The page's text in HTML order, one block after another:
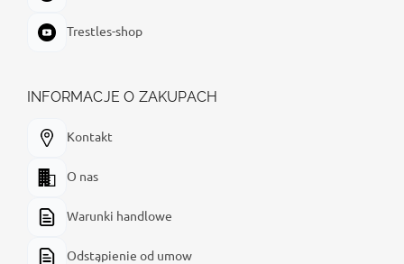
Trestles-shop
INFORMACJE O ZAKUPACH
Kontakt
O nas
Warunki handlowe
Odstąpienie od umow